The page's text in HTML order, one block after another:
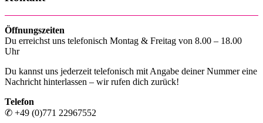
Öffnungszeiten
Du erreichst uns telefonisch Montag & Freitag von 8.00 – 18.00
Uhr
Du kannst uns jederzeit telefonisch mit Angabe deiner Nummer eine
Nachricht hinterlassen – wir rufen dich zurück!
Telefon
✆ +49 (0)771 22967552